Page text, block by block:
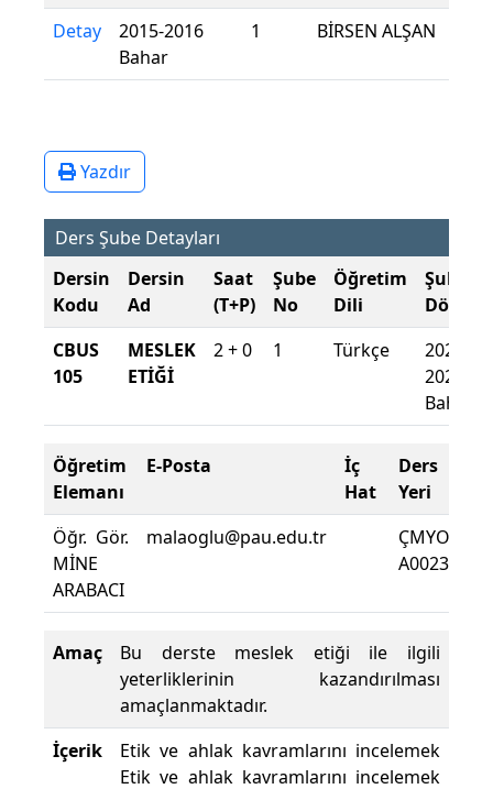
Detay
2015-2016
Bahar
1 BİRSEN ALŞAN
Yazdır
Ders Şube Detayları
Dersin
Kodu
Dersin
Ad
Saat
(T+P)
Şube
No
Öğretim
Dili
Şube
Dönemi
CBUS
105
MESLEK
ETİĞİ
2 + 0 1 Türkçe
2025-
2026
Bahar
Öğretim
Elemanı
E-Posta
İç
Hat
Ders
Yeri
Öğr. Gör.
MİNE
ARABACI
malaoglu@pau.edu.tr
ÇMYO
A0023
Amaç
Bu derste meslek etiği ile ilgili
yeterliklerinin kazandırılması
amaçlanmaktadır.
İçerik
Etik ve ahlak kavramlarını incelemek
Etik ve ahlak kavramlarını incelemek